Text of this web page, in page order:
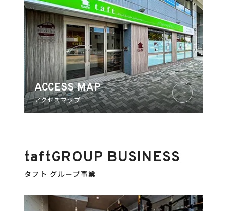
ACCESS MAP
アクセスマップ
taftGROUP BUSINESS
タフト グループ事業